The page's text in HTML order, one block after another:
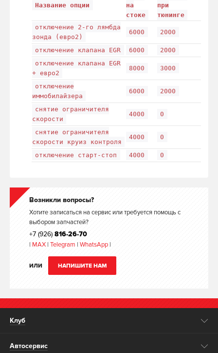
Название опции
на
стоке
при
тюнинге
отключение 2-го лямбда
зонда (евро2)
6000 2000
отключение клапана EGR 6000
2000
отключение клапана EGR
+ евро2
8000 3000
отключение
иммобилайзера
6000 2000
снятие ограничителя
скорости
4000 0
снятие ограничителя
скорости круиз контроля
4000 0
отключение старт-стоп 4000 0
Возникли вопросы?
Хотите записаться на сервис или требуется помощь с
выбором запчастей?
+7 (926) 816-26-70
| MAX | Telegram | WhatsApp |
ИЛИ НАПИШИТЕ НАМ
Клуб
Автосервис